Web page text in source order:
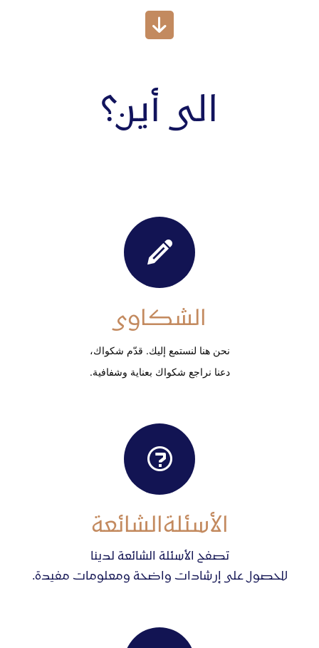
الى أين؟
الشكاوى
نحن هنا لنستمع إليك. قدّم شكواك،
دعنا نراجع شكواك بعناية وشفافية.
الأسئلةالشائعة
تصفح الأسئلة الشائعة لدينا
للحصول على إرشادات واضحة ومعلومات مفيدة.